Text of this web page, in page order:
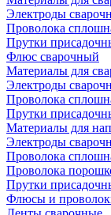
Электроды
Проволока
Прутки
Флюс сварочный
Материалы для
Электроды
Проволока
Прутки
Материалы для
Электроды
Проволока
Проволока
Прутки
Флюсы и